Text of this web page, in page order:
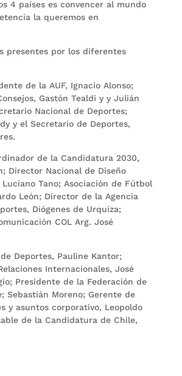
4 países es convencer al mundo
la queremos en
presentes por los diferentes
de la AUF, Ignacio Alonso;
Gastón Tealdi y y Julián
Nacional de Deportes;
y el Secretario de Deportes,
de la Candidatura 2030,
Director Nacional de Diseño
Tano; Asociación de Fútbol
León; Director de la Agencia
Diógenes de Urquiza;
COL Arg. José
Deportes, Pauline Kantor;
Internacionales, José
Presidente de la Federación de
Sebastián Moreno; Gerente de
y asuntos corporativo, Leopoldo
de la Candidatura de Chile,